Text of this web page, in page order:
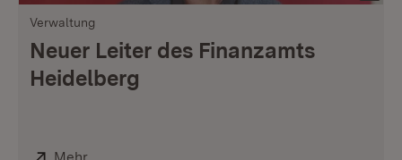
Verwaltung
Neuer Leiter des Finanzamts
Heidelberg